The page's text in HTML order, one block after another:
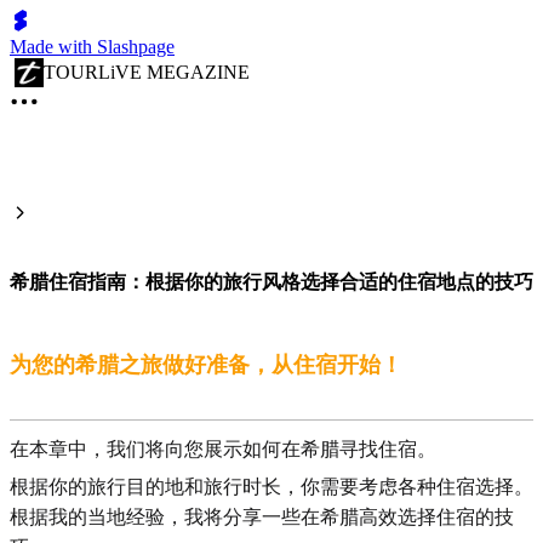
Made with Slashpage
TOURLiVE MEGAZINE
希腊住宿指南：根据你的旅行风格选择合适的住宿地点的技巧
为您的希腊之旅做好准备，从住宿开始！
在本章中，我们将向您展示如何在希腊寻找住宿。
根据你的旅行目的地和旅行时长，你需要考虑各种住宿选择。
根据我的当地经验，我将分享一些在希腊高效选择住宿的技